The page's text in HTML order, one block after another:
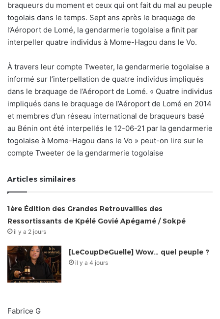
braqueurs du moment et ceux qui ont fait du mal au peuple
togolais dans le temps. Sept ans après le braquage de
l’Aéroport de Lomé, la gendarmerie togolaise a finit par
interpeller quatre individus à Mome-Hagou dans le Vo.
À travers leur compte Tweeter, la gendarmerie togolaise a
informé sur l’interpellation de quatre individus impliqués
dans le braquage de l’Aéroport de Lomé. « Quatre individus
impliqués dans le braquage de l’Aéroport de Lomé en 2014
et membres d’un réseau international de braqueurs basé
au Bénin ont été interpellés le 12-06-21 par la gendarmerie
togolaise à Mome-Hagou dans le Vo » peut-on lire sur le
compte Tweeter de la gendarmerie togolaise
Articles similaires
1ère Édition des Grandes Retrouvailles des
Ressortissants de Kpélé Govié Apégamé / Sokpé
il y a 2 jours
[LeCoupDeGuelle] Wow… quel peuple ?
il y a 4 jours
Fabrice G